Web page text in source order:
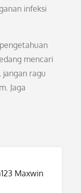
infeksi
mencari
ragu
Jaga
Maxwin